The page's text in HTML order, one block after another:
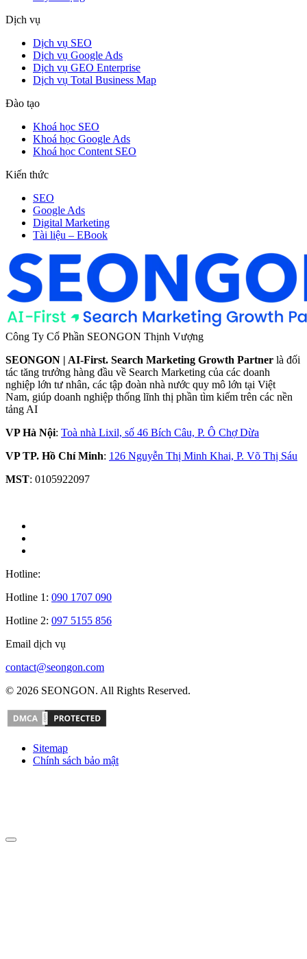
Dịch vụ
Dịch vụ SEO
Dịch vụ Google Ads
Dịch vụ GEO Enterprise
Dịch vụ Total Business Map
Đào tạo
Khoá học SEO
Khoá học Google Ads
Khoá học Content SEO
Kiến thức
SEO
Google Ads
Digital Marketing
Tài liệu – EBook
Công Ty Cổ Phần SEONGON Thịnh Vượng
SEONGON | AI-First. Search Marketing Growth Partner là đối
tác tăng trưởng hàng đầu về Search Marketing của các doanh
nghiệp lớn tư nhân, các tập đoàn nhà nước quy mô lớn tại Việt
Nam, giúp doanh nghiệp thống lĩnh thị phần tìm kiếm trên các nền
tảng AI
VP Hà Nội: Toà nhà Lixil, số 46 Bích Câu, P. Ô Chợ Dừa
VP TP. Hồ Chí Minh: 126 Nguyễn Thị Minh Khai, P. Võ Thị Sáu
MST: 0105922097
Hotline:
Hotline 1: 090 1707 090
Hotline 2: 097 5155 856
Email dịch vụ
contact@seongon.com
© 2026 SEONGON. All Rights Reserved.
Sitemap
Chính sách bảo mật